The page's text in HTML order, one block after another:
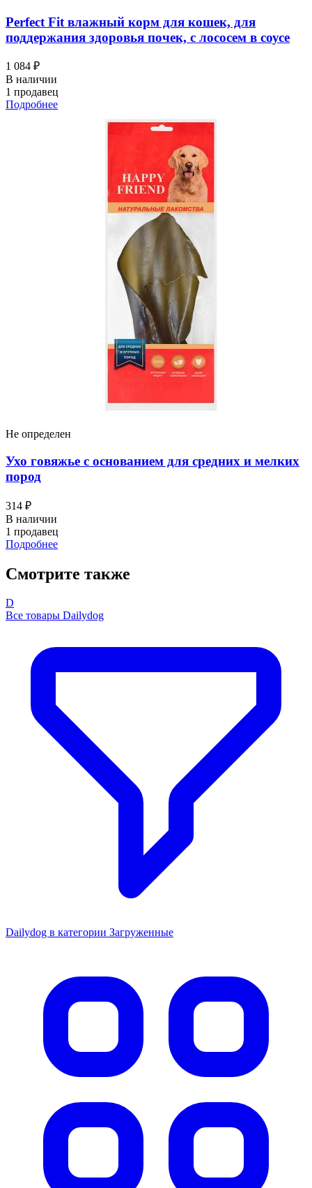
Perfect Fit влажный корм для кошек, для
поддержания здоровья почек, с лососем в соусе
1 084 ₽
В наличии
1 продавец
Подробнее
Не определен
Ухо говяжье с основанием для средних и мелких
пород
314 ₽
В наличии
1 продавец
Подробнее
Смотрите также
D
Все товары Dailydog
Dailydog в категории Загруженные